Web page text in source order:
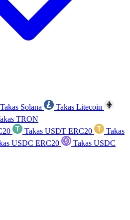
Takas Solana
Takas Litecoin
TRON
Takas USDT ERC20
Takas
USDC ERC20
Takas USDC